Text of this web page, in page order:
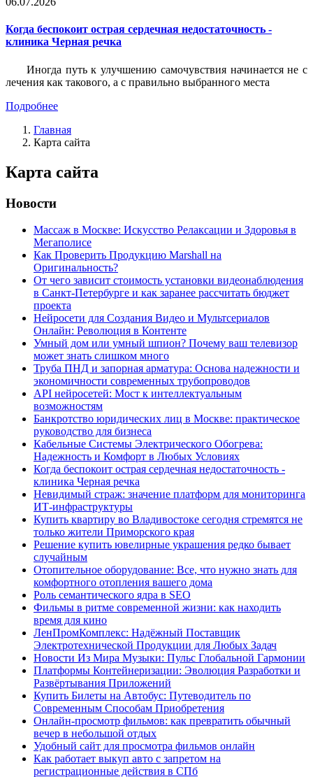
Когда беспокоит острая сердечная недостаточность -
клиника Черная речка
Иногда путь к улучшению самочувствия начинается не с
лечения как такового, а с правильно выбранного места
Подробнее
Главная
Карта сайта
Карта сайта
Новости
Массаж в Москве: Искусство Релаксации и Здоровья в
Мегаполисе
Как Проверить Продукцию Marshall на
Оригинальность?
От чего зависит стоимость установки видеонаблюдения
в Санкт-Петербурге и как заранее рассчитать бюджет
проекта
Нейросети для Создания Видео и Мультсериалов
Онлайн: Революция в Контенте
Умный дом или умный шпион? Почему ваш телевизор
может знать слишком много
Труба ПНД и запорная арматура: Основа надежности и
экономичности современных трубопроводов
API нейросетей: Мост к интеллектуальным
возможностям
Банкротство юридических лиц в Москве: практическое
руководство для бизнеса
Кабельные Системы Электрического Обогрева:
Надежность и Комфорт в Любых Условиях
Когда беспокоит острая сердечная недостаточность -
клиника Черная речка
Невидимый страж: значение платформ для мониторинга
ИТ-инфраструктуры
Купить квартиру во Владивостоке сегодня стремятся не
только жители Приморского края
Решение купить ювелирные украшения редко бывает
случайным
Отопительное оборудование: Все, что нужно знать для
комфортного отопления вашего дома
Роль семантического ядра в SEO
Фильмы в ритме современной жизни: как находить
время для кино
ЛенПромКомплекс: Надёжный Поставщик
Электротехнической Продукции для Любых Задач
Новости Из Мира Музыки: Пульс Глобальной Гармонии
Платформы Контейнеризации: Эволюция Разработки и
Развёртывания Приложений
Купить Билеты на Автобус: Путеводитель по
Современным Способам Приобретения
Онлайн-просмотр фильмов: как превратить обычный
вечер в небольшой отдых
Удобный сайт для просмотра фильмов онлайн
Как работает выкуп авто с запретом на
регистрационные действия в СПб